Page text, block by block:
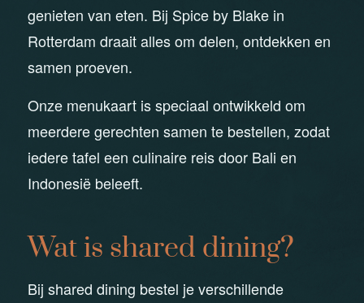
genieten van eten. Bij Spice by Blake in
Rotterdam draait alles om delen, ontdekken en
samen proeven.
Onze menukaart is speciaal ontwikkeld om
meerdere gerechten samen te bestellen, zodat
iedere tafel een culinaire reis door Bali en
Indonesië beleeft.
Wat is shared dining?
Bij shared dining bestel je verschillende